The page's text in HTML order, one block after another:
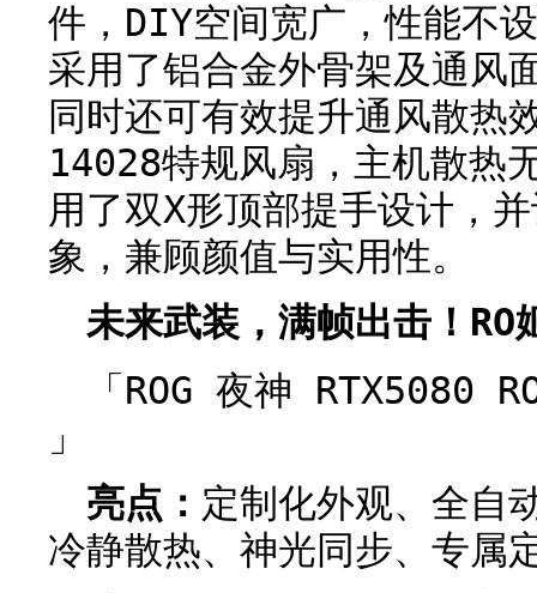
件，DIY空间宽广，性能不
采用了铝合金外骨架及通风
同时还可有效提升通风散热
14028特规风扇，主机散热
用了双X形顶部提手设计，
象，兼顾颜值与实用性。
未来武装，满帧出击！
「ROG 夜神 RTX5080
」
亮点： 定制化外观、全自
冷静散热、神光同步、专属